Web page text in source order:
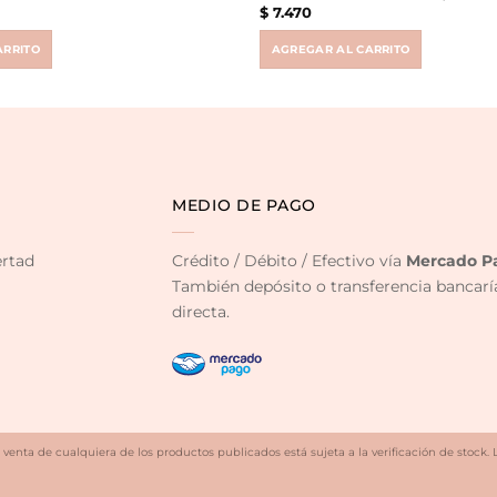
$7.470
AGREGAR AL CARRITO
MEDIO DE PAGO
Crédito / Débito / Efectivo vía Mercado
También depósito o transferencia
directa.
de cualquiera de los productos publicados está sujeta a la verificación de